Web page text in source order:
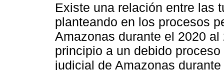
Existe una relación entre las
planteando en los procesos
Amazonas durante el 2020
principio a un debido
judicial de Amazonas